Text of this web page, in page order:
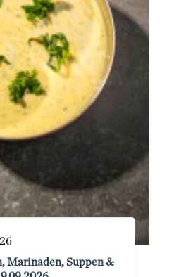
Marinaden, Suppen &